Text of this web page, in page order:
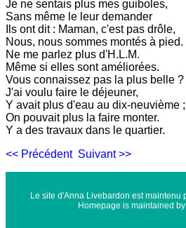
Je ne sentais plus mes guiboles,
Sans même le leur demander
Ils ont dit : Maman, c'est pas drôle,
Nous, nous sommes montés à pied.
Ne me parlez plus d'H.L.M.
Même si elles sont améliorées.
Vous connaissez pas la plus belle ?
J'ai voulu faire le déjeuner,
Y avait plus d'eau au dix-neuvième ;
On pouvait plus la faire monter.
Y a des travaux dans le quartier.
<< Précédent Suivant >>
Le site d'Anna Livebardon est maintenu
Homepage is maintained by